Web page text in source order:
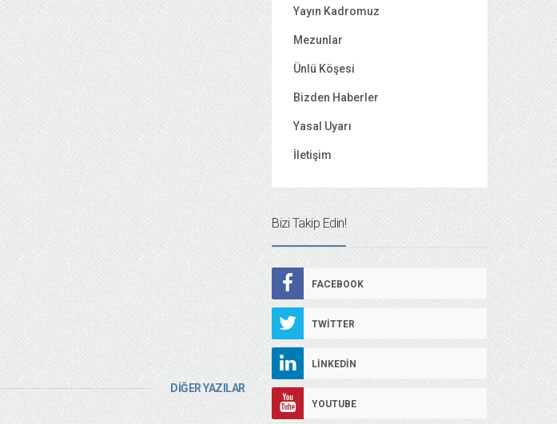
DİĞER YAZILAR
Yayın Kadromuz
Mezunlar
Ünlü Köşesi
Bizden Haberler
Yasal Uyarı
İletişim
Bizi Takip Edin!
FACEBOOK
TWITTER
LINKEDIN
YOUTUBE